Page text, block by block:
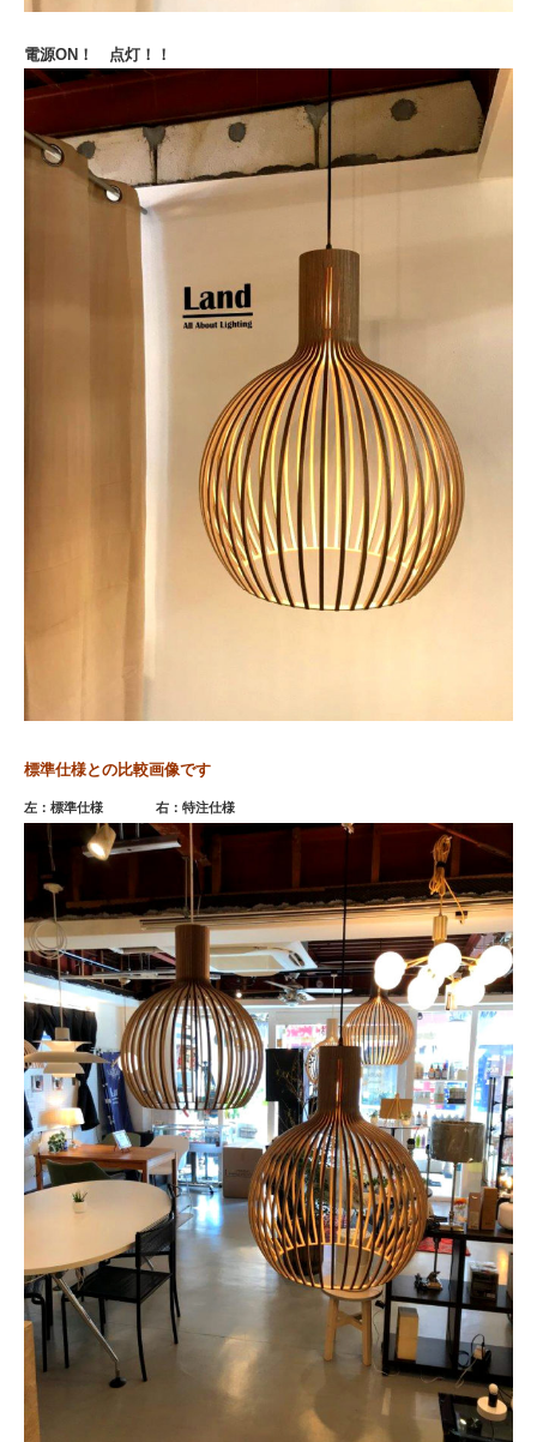
電源ON！ 点灯！！
標準仕様との比較画像です
左：標準仕様 右：特注仕様